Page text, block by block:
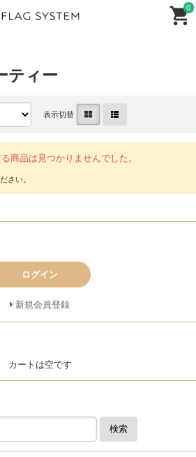
0
ティー
表示切替
商品は見つかりませんでした。
ログイン
新規会員登録
カートは空です
検索